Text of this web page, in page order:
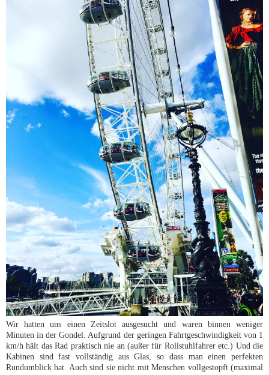
Wir hatten uns einen Zeitslot ausgesucht und waren binnen weniger
Minuten in der Gondel. Aufgrund der geringen Fahrtgeschwindigkeit von 1
km/h hält das Rad praktisch nie an (außer für Rollstuhlfahrer etc.) Und die
Kabinen sind fast vollständig aus Glas, so dass man einen perfekten
Rundumblick hat. Auch sind sie nicht mit Menschen vollgestopft (maximal